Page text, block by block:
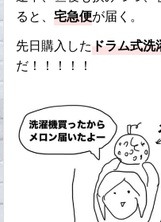
ると、宅急便が届く。
先日購入したドラム式洗
だ！！！！！